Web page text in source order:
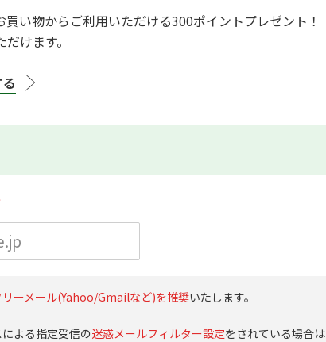
い物からご利用いただける300ポイントプレゼント！
けます。
リーメール(Yahoo/Gmailなど)を推奨いたします。
よる指定受信の迷惑メールフィルター設定をされている場合は